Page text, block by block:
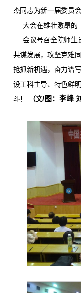
杰同志为新一届委员
大会在雄壮激昂的
会议号召全院师生
共谋发展，攻坚克难
抢抓新机遇，奋力谱
设工科主导、特色鲜
斗！
（文/图：李峰